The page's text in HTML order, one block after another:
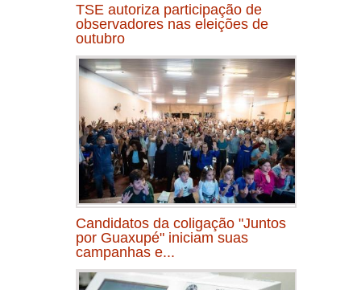
TSE autoriza participação de
observadores nas eleições de
outubro
Candidatos da coligação "Juntos
por Guaxupé" iniciam suas
campanhas e...